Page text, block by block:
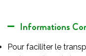
Informations
Pour faciliter le